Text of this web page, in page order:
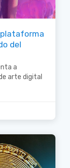
plataforma
del
a
arte digital